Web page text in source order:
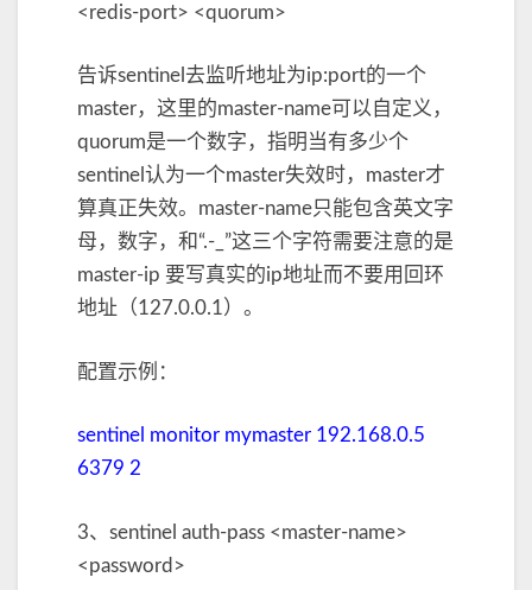
<redis-port> <quorum>
告诉sentinel去监听地址为ip:port的一个
master，这里的master-name可以自定义，
quorum是一个数字，指明当有多少个
sentinel认为一个master失效时，master才
算真正失效。master-name只能包含英文字
母，数字，和“.-_”这三个字符需要注意的是
master-ip 要写真实的ip地址而不要用回环
地址（127.0.0.1）。
配置示例：
sentinel monitor mymaster 192.168.0.5
6379 2
3、sentinel auth-pass <master-name>
<password>